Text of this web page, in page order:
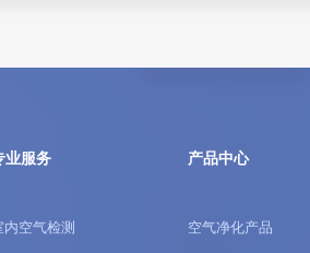
业服务
内空气检测
产品中心
空气净化产品